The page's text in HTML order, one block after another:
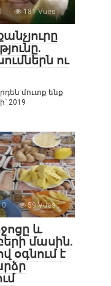
181 Vues :
ու
մուտք ենք
2019
0 59 Vues :
և
մասին.
օգնում է